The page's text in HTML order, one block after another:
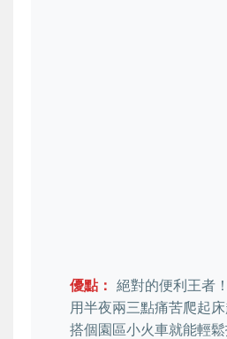
優點： 絕對的便利王者
用半夜兩三點痛苦爬起
搭個園區小火車就能輕